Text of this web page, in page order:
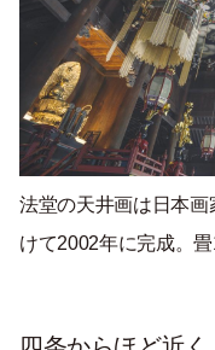
法堂の天井画は日本
けて2002年に完成。